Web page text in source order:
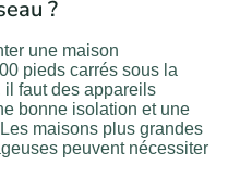
?
une maison
pieds carrés sous la
il faut des appareils
bonne isolation et une
maisons plus grandes
peuvent nécessiter